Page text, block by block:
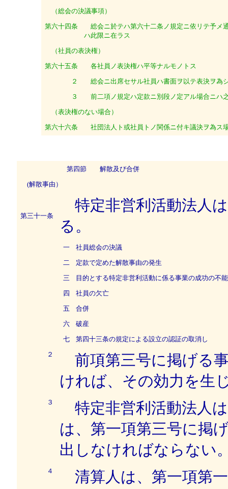
（総会の決議事項）
第六十四条
総会ニ於テハ第六十二条ノ規定ニ依リテ予メ
ハ此限ニ在ラス
（社員の表決権）
第六十五条
各社員ノ表決権ハ平等ナルモノトス
２
総会ニ出席セサル社員ハ書面ヲ以テ表決ヲ為
３
前二項ノ規定ハ定款ニ別段ノ定アル場合ニハ
（表決権のない場合）
第六十六条
社団法人ト或社員トノ関係ニ付キ議決ヲ為ス
第四節 解散及び合併
(解散事由）
第三十一条
特定非営利活動法人
る。
一
社員総会の決議
二
定款で定めた解散事由の発生
三
目的とする特定非営利活動に係る事業の成功の不能
四
社員の欠亡
五
合併
六
破産
七
第四十三条の規定による設立の認証の取消し
２
前項第三号に掲げる
ければ、その効力を生
３
特定非営利活動法人
は、第一項第三号に掲
出しなければならない
４
清算人は、第一項第